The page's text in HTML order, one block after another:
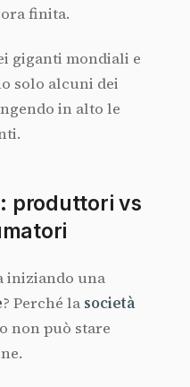
finita.
giganti mondiali e
solo alcuni dei
in alto le
produttori vs
iniziando una
? Perché la società
non può stare